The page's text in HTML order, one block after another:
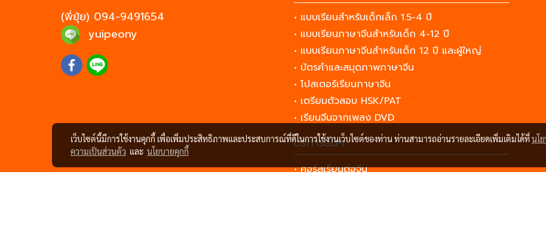
(พี่ยุ้ย) 094-9491654
yuipeony
• แบบเรียนสำหรับเด็กเล็ก 1.5-4 ปี
• แบบเรียนภาษาจีนสำหรับเด็ก 4-12 ปี
• แบบเรียนภาษาจีนสำหรับเด็ก 12 ปี และผู้ใหญ่
• บัตรคำและสมุดภาพภาษาจีน
• โปสเตอร์เรียนภาษาจีน
• เตรียมตัวสอบ HSK/PAT
• เรียนจีนจากเพลง DVD
บริการอื่นๆ
• คอร์สเรียนต่อจีน
เว็บไซต์นี้มีการใช้งานคุกกี้ เพื่อเพิ่มประสิทธิภาพและประสบการณ์ที่ดีในการใช้งานเว็บไซต์ของท่าน ท่านสามารถอ่านรายละเอียดเพิ่มเติมได้ที่นโ
ความเป็นส่วนตัว และ นโยบายคุกกี้